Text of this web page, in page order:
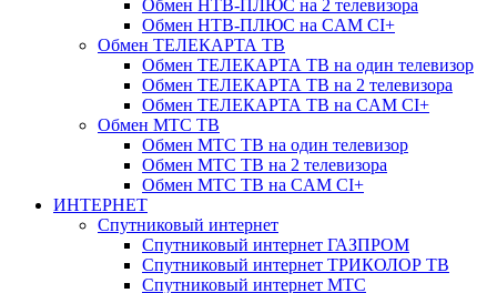
Обмен НТВ-ПЛЮС на 2 телевизора
Обмен НТВ-ПЛЮС на CAM CI+
Обмен ТЕЛЕКАРТА ТВ
Обмен ТЕЛЕКАРТА ТВ на один телевизор
Обмен ТЕЛЕКАРТА ТВ на 2 телевизора
Обмен ТЕЛЕКАРТА ТВ на CAM CI+
Обмен МТС ТВ
Обмен МТС ТВ на один телевизор
Обмен МТС ТВ на 2 телевизора
Обмен МТС ТВ на CAM CI+
ИНТЕРНЕТ
Спутниковый интернет
Спутниковый интернет ГАЗПРОМ
Спутниковый интернет ТРИКОЛОР ТВ
Спутниковый интернет МТС